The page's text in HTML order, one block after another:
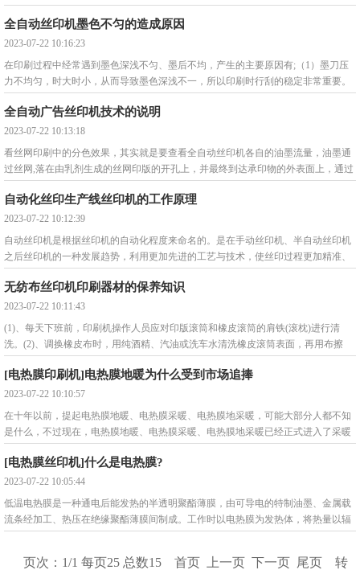
全自动丝印机墨色不匀的造成原因
2023-07-22 10:16:23
在印刷过程中经常遇到墨色深浅不匀、墨后不均，产生的主要原因有;（1）墨刀压
力不均匀，时大时小，从而导致墨色深浅不一，所以印刷时行刮的稳定非常重要。
全自动广告丝印机技术的说明
2023-07-22 10:13:18
看丝网印刷中的分色效果，其实就是要查看全自动丝印机各自的油墨流量，油墨通
过丝网,落在由乳剂生成的丝网印版的开孔上，并最终到达承印物的外表面上，通过
自动化丝印生产线丝印机的工作原理
2023-07-22 10:12:39
自动丝印机是根据丝印机的自动化程度来命名的。是在手动丝印机、半自动丝印机
之后丝印机的一种发展趋势，利用更加先进的工艺与技术，使丝印过程更加精准、
无纺布丝印机印刷器材的保养知识
2023-07-22 10:11:43
(1)、每天下班前，印刷机操作人员应对印版滚筒和橡皮滚筒的肩铁(滚枕)进行清
洗。(2)、调换橡皮布时，用纯酒精、汽油或洗车水清洗橡皮滚筒表面，再用布擦
[电热膜印刷机]电热膜地暖为什么受到市场追捧
2023-07-22 10:10:57
在十年以前，提起电热膜地暖、电热膜采暖、电热膜地采暖，可能大部分人都不知
是什么，不过现在，电热膜地暖、电热膜采暖、电热膜地采暖已经正式进入了采暖
[电热膜丝印机]什么是电热膜?
2023-07-22 10:05:44
低温电热膜是一种通电后能发热的半透明聚酯薄膜，由可导电的特制油墨、金属载
流条经加工、热压在绝缘聚酯薄膜间制成。工作时以电热膜为发热体，将热量以辐
页次：1/1 每页25 总数15 首页 上一页 下一页 尾页 转